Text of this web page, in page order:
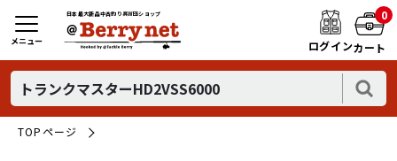
日本最大新品中古釣り具WEBショップ
ログイン
0
カート
メニュー
TOPページ